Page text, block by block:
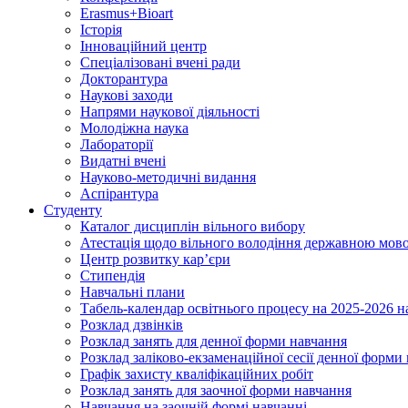
Erasmus+Bioart
Історія
Інноваційний центр
Спеціалізовані вчені ради
Докторантура
Наукові заходи
Напрями наукової діяльності
Молодіжна наука
Лабораторії
Видатні вчені
Науково-методичні видання
Аспірантура
Студенту
Каталог дисциплін вільного вибору
Атестація щодо вільного володіння державною
Центр розвитку кар’єри
Стипендія
Навчальні плани
Табель-календар освітнього процесу на 2025-2026
Розклад дзвінків
Розклад занять для денної форми навчання
Розклад заліково-екзаменаційної сесії денної
Графік захисту кваліфікаційних робіт
Розклад занять для заочної форми навчання